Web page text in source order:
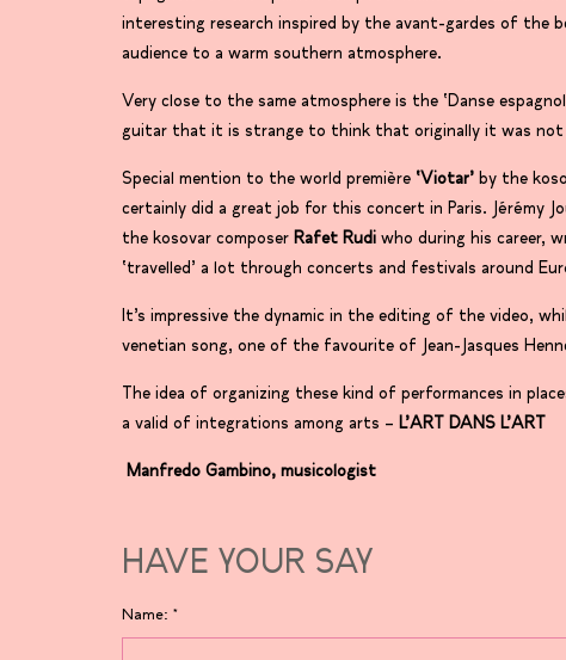
interesting research inspired by the avant-gardes of the
audience to a warm southern atmosphere.
Very close to the same atmosphere is the ‘Danse
guitar that it is strange to think that originally it was
Special mention to the world première ‘Viotar’ by the
certainly did a great job for this concert in Paris. Jérémy
the kosovar composer Rafet Rudi who during his career,
‘travelled’ a lot through concerts and festivals around
It’s impressive the dynamic in the editing of the video,
venetian song, one of the favourite of Jean-Jasques
The idea of organizing these kind of performances in
a valid of integrations among arts – L’ART DANS L’ART
Manfredo Gambino, musicologist
HAVE YOUR SAY
Name: *